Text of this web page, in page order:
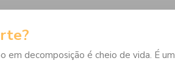
em decomposição é cheio de vida. É um